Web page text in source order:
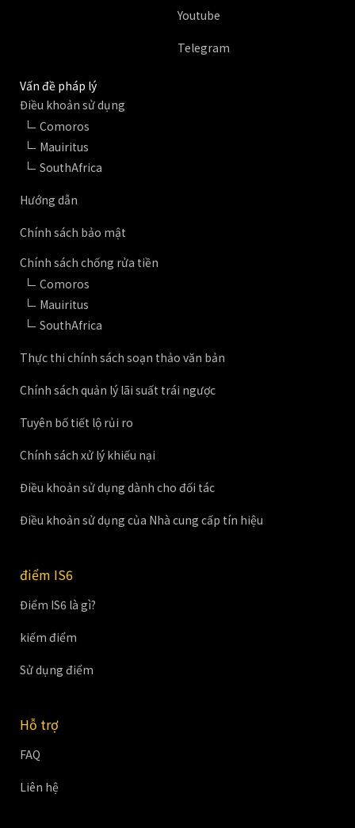
Youtube
Telegram
Vấn đề pháp lý
Điều khoản sử dụng
Comoros
Mauiritus
SouthAfrica
Hướng dẫn
Chính sách bảo mật
Chính sách chống rửa tiền
Comoros
Mauiritus
SouthAfrica
Thực thi chính sách soạn thảo văn bản
Chính sách quản lý lãi suất trái ngược
Tuyên bố tiết lộ rủi ro
Chính sách xử lý khiếu nại
Điều khoản sử dụng dành cho đối tác
Điều khoản sử dụng của Nhà cung cấp tín hiệu
điểm IS6
Điểm IS6 là gì?
kiếm điểm
Sử dụng điểm
Hỗ trợ
FAQ
Liên hệ